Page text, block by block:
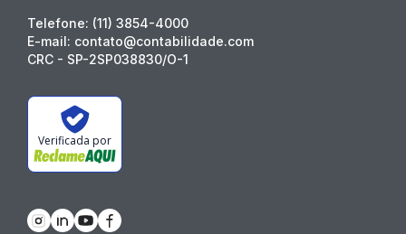
Telefone: (11) 3854-4000
E-mail: contato@contabilidade.com
CRC - SP-2SP038830/O-1
Verificada por